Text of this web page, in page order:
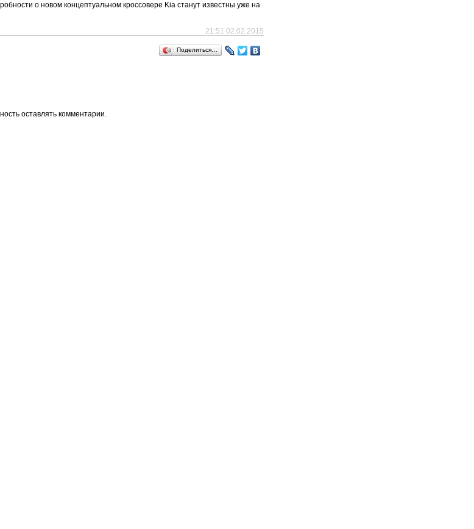
о новом концептуальном кроссовере Kia станут известны уже на
21:51 02.02.2015
Поделиться…
оставлять комментарии.